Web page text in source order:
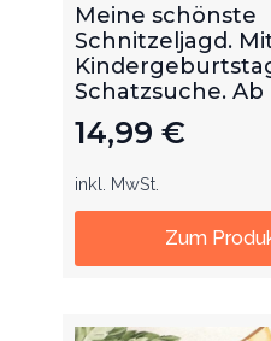
Meine schönste
Schnitzeljagd.
Schatzsuche. Ab
14,99 €
inkl. MwSt.
Zum